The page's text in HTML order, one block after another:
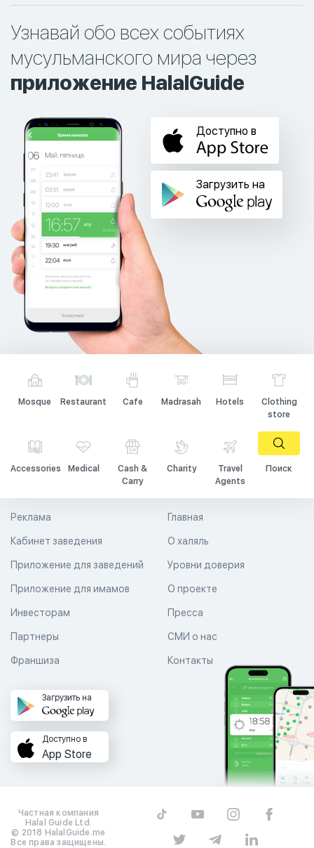
Узнавай обо всех событиях
мусульманского мира через
приложение HalalGuide
Доступно в
Загрузить на
Mosque Restaurant Cafe Madrasah Hotels
Clothing
store
Accessories Medical
Cash &
Carry
Charity
Travel
Agents
Поиск
Главная
О халяль
Уровни доверия
Реклама
Кабинет заведения
Приложение для заведений
Приложение для имамов О проекте
Пресса
СМИ о нас
Контакты
Инвесторам
Партнеры
Франшиза
Загрузить на
Доступно в
App Store
Частная компания
Halal Guide Ltd.
© 2018 HalalGuide.me
Все права защищены.